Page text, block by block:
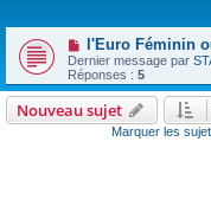
l'Euro Féminin
Dernier message par
Réponses : 5
Nouveau sujet
Marquer les